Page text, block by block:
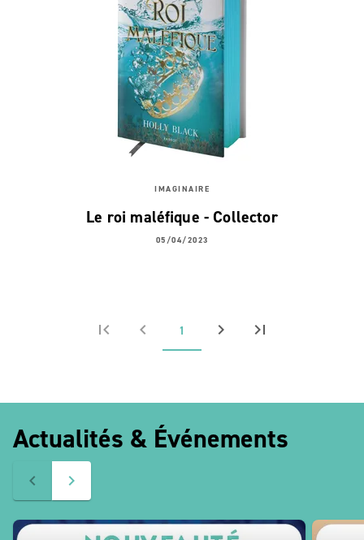
IMAGINAIRE
Le roi maléfique - Collector
05/04/2023
first_page chevron_left 1 chevron_right last_page
Actualités & Événements
navigate_before navigate_next